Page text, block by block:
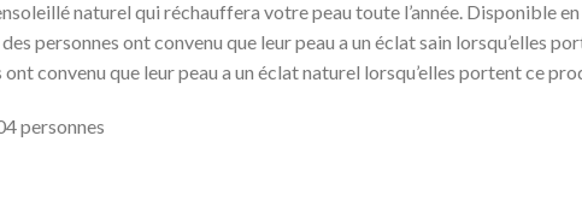
naturel qui réchauffera votre peau toute l’année. Disponible en
personnes ont convenu que leur peau a un éclat sain lorsqu’elles
convenu que leur peau a un éclat naturel lorsqu’elles portent ce
personnes